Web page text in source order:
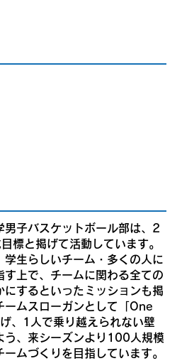
男子バスケットボール部は、2
標と掲げて活動しています。
学生らしいチーム・多くの人に
す上で、チームに関わる全ての
にするといったミッションも掲
ームスローガンとして「One
、1人で乗り越えられない壁
う、来シーズンより100人規模
ムづくりを目指しています。